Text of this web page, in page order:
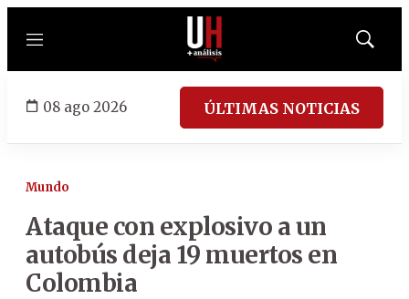
Menú
Mostrar
08 ago 2026 ÚLTIMAS NOTICIAS
Mundo
Ataque con explosivo a un
autobús deja 19 muertos en
Colombia